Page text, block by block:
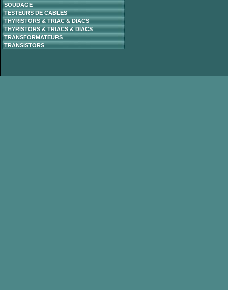
SOUDAGE
TESTEURS DE CABLES
THYRISTORS & TRIAC & DIACS
THYRISTORS & TRIACS & DIACS
TRANSFORMATEURS
TRANSISTORS